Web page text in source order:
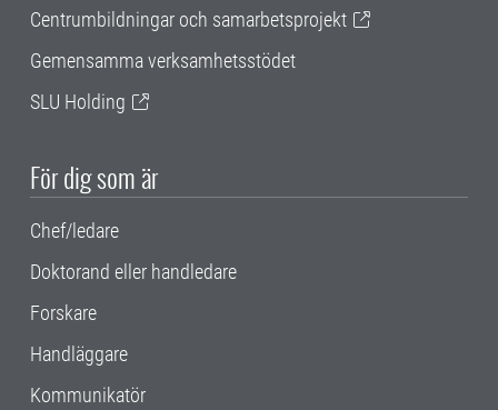
Centrumbildningar och samarbetsprojekt
Gemensamma verksamhetsstödet
SLU Holding
För dig som är
Chef/ledare
Doktorand eller handledare
Forskare
Handläggare
Kommunikatör